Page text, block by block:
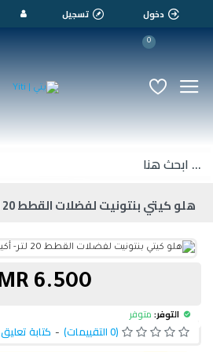
دخول تسجيل
0
هلو كيتي بنتونيت لفضلات القطط 20 لتر- أكياس تيلا (لافندر)
التوفر: متوفر
(0 التقييمات) - كتابة تعليق
6.500 OMR